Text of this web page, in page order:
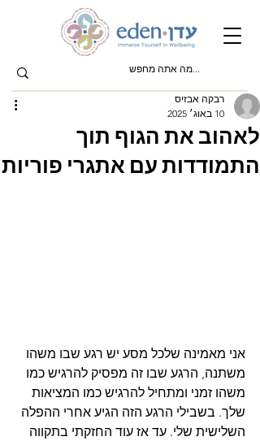
לאהוב את הגוף תוך
התמודדות עם אתגרי פוריות
רבקה אבזיס
10 באוג׳ 2025
אני מאמינה שלכל מסע יש רגע שבו משהו
משתנה, הרגע שבו זה מפסיק להרגיש כמו
משהו זמני ומתחיל להרגיש כמו המציאות
שלך. בשבילי הרגע הזה הגיע אחרי ההפלה
השלישית שלי. עד אז עוד החזקתי בתקווה